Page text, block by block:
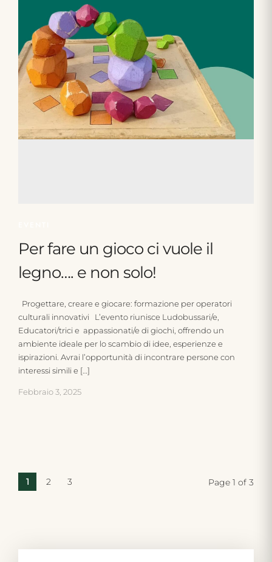
Per fare un gioco ci vuole il
legno…. e non solo!
Progettare, creare e giocare: formazione per operatori
culturali innovativi L’evento riunisce Ludobussari/e,
Educatori/trici e appassionati/e di giochi, offrendo un
ambiente ideale per lo scambio di idee, esperienze e
ispirazioni. Avrai l’opportunità di incontrare persone con
interessi simili e […]
Febbraio 3, 2025
1 2 3 Page 1 of 3